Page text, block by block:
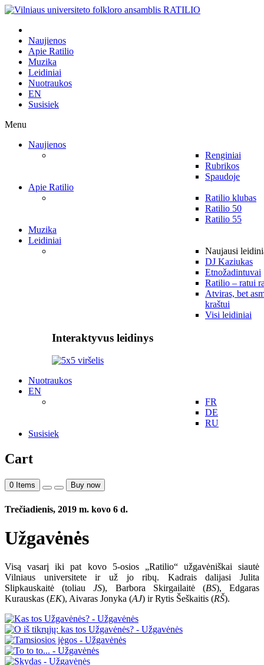
Naujienos
Apie Ratilio
Muzika
Leidiniai
Nuotraukos
EN
Susisiek
Menu
Naujienos
Renginiai
Rubrikos
Spaudoje
Apie Ratilio
Ratilio klubas
Ratilio 50
Ratilio 55
Muzika
Leidiniai
Naujausi
DJ Kaziukas
Etnožadintuvai
Ratilio – ratui
Atviras, bet
kraštui
Visi leidiniai
Interaktyvus leidinys
Nuotraukos
EN
FR
DE
RU
Susisiek
Cart
0 Items Buy now
Trečiadienis, 2019 m. kovo 6 d.
Užgavėnės
Visą vasarį iki pat kovo 5-osios „Ratilio“ užgavėniškai siautė
Vilniaus universitete ir už jo ribų. Kadrais dalijasi Julita
Slipkauskaitė (toliauJS), Barbora Skirgailaitė (BS), Edgaras
Kurauskas (EK), Aivaras Jonyka (AJ) ir Rytis Šeškaitis (RŠ).